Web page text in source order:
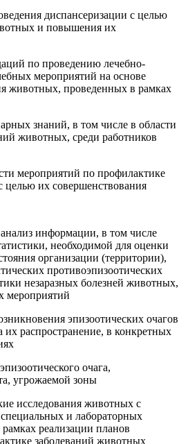
диспансеризации с целью
и повышения их
по проведению лечебно-
мероприятий на основе
животных, проведенных в рамках
знаний, в том числе в области
животных, среди работников
мероприятий по профилактике
целью их совершенствования
информации, в том числе
необходимой для оценки
организации (территории),
противоэпизоотических
незаразных болезней животных,
мероприятий
эпизоотических очагов
распространение, в конкретных
очага,
угрожаемой зоны
исследования животных с
и лабораторных
реализации планов
заболеваний животных